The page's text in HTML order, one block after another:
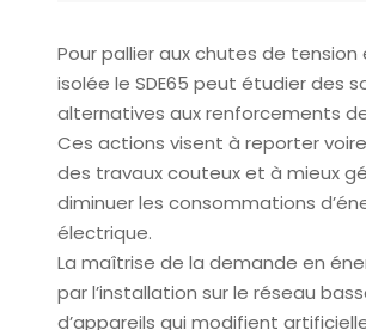
Pour pallier aux chutes de tension
isolée le SDE65 peut étudier des
alternatives aux renforcements
Ces actions visent à reporter
des travaux couteux et à mieux
diminuer les consommations
électrique.
La maîtrise de la demande en
par l’installation sur le réseau
d’appareils qui modifient